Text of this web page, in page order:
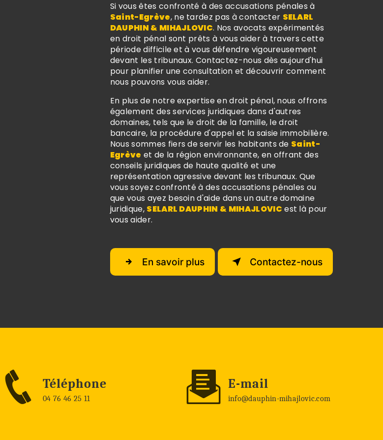
Si vous êtes confronté à des accusations pénales à
Saint-Egrève, ne tardez pas à contacter SELARL
DAUPHIN & MIHAJLOVIC. Nos avocats expérimentés
en droit pénal sont prêts à vous aider à travers cette
période difficile et à vous défendre vigoureusement
devant les tribunaux. Contactez-nous dès aujourd'hui
pour planifier une consultation et découvrir comment
nous pouvons vous aider.
En plus de notre expertise en droit pénal, nous offrons
également des services juridiques dans d'autres
domaines, tels que le droit de la famille, le droit
bancaire, la procédure d'appel et la saisie immobilière.
Nous sommes fiers de servir les habitants de Saint-
Egrève et de la région environnante, en offrant des
conseils juridiques de haute qualité et une
représentation agressive devant les tribunaux. Que
vous soyez confronté à des accusations pénales ou
que vous ayez besoin d'aide dans un autre domaine
juridique, SELARL DAUPHIN & MIHAJLOVIC est là pour
vous aider.
En savoir plus Contactez-nous
Téléphone
04 76 46 25 11
E-mail
info@dauphin-mihajlovic.com